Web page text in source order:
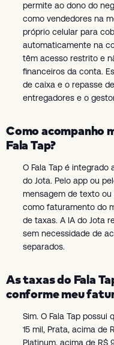
permite ao dono do
como vendedores na
próprio celular para
automaticamente na
têm acesso restrito e
financeiros da conta.
de caixa e o repasse
entregadores e o
Como acompanho
Fala Tap?
O Fala Tap é
do Jota. Pelo app ou
mensagem de texto
como faturamento do
de taxas. A IA do Jota
sem necessidade de
separados.
As taxas do Fala
conforme meu
Sim. O Fala Tap
15 mil, Prata, acima de
Platinum, acima de R$